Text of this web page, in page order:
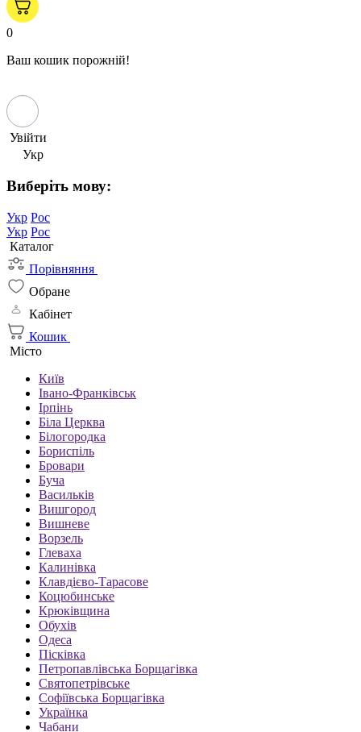
0
Ваш кошик порожній!
Увійти
Укр
Виберіть мову:
Укр Рос
Укр Рос
Каталог
Порівняння
Обране
Кабінет
Кошик
Місто
Київ
Івано-Франківськ
Ірпінь
Біла Церква
Білогородка
Бориспіль
Бровари
Буча
Васильків
Вишгород
Вишневе
Ворзель
Глеваха
Калинівка
Клавдієво-Тарасове
Коцюбинське
Крюківщина
Обухів
Одеса
Пісківка
Петропавлівська Борщагівка
Святопетрівське
Софіївська Борщагівка
Українка
Чабани